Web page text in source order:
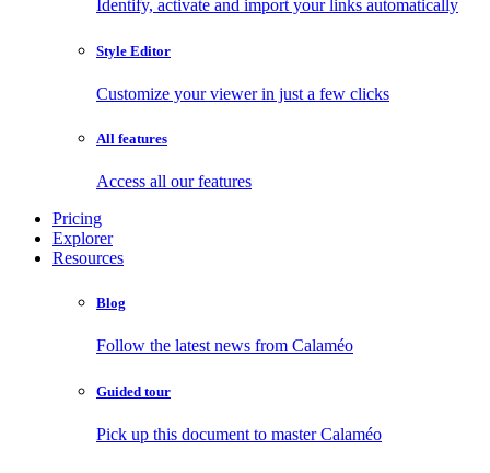
Identify, activate and import your links automatically
Style Editor
Customize your viewer in just a few clicks
All features
Access all our features
Pricing
Explorer
Resources
Blog
Follow the latest news from Calaméo
Guided tour
Pick up this document to master Calaméo